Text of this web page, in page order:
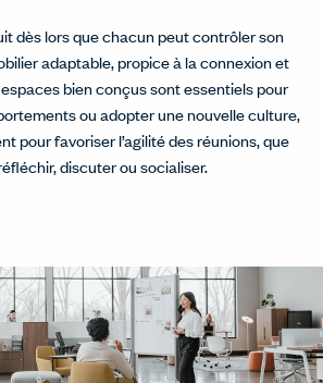
dès lors que chacun peut contrôler son
adaptable, propice à la connexion et
bien conçus sont essentiels pour
ou adopter une nouvelle culture,
pour favoriser l’agilité des réunions, que
discuter ou socialiser.